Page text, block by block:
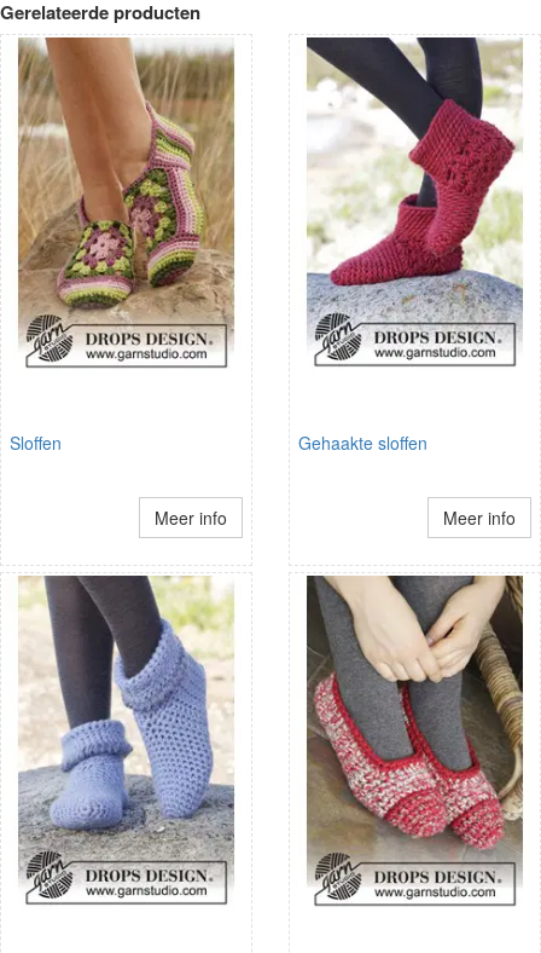
Gerelateerde producten
Sloffen
Meer info
Gehaakte sloffen
Meer info